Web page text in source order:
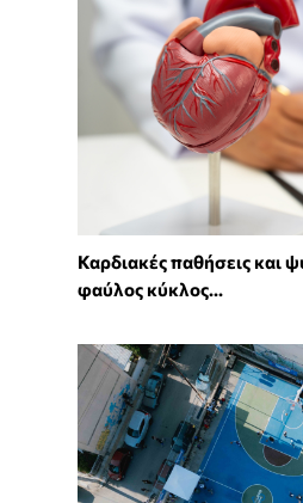
Καρδιακές παθήσεις και
φαύλος κύκλος...